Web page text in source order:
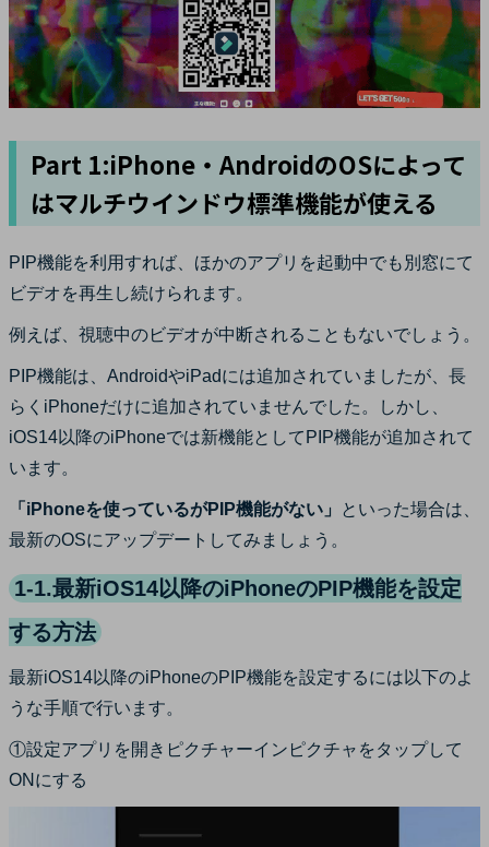
Part 1:iPhone・AndroidのOSによって
はマルチウインドウ標準機能が使える
PIP機能を利用すれば、ほかのアプリを起動中でも別窓にて
ビデオを再生し続けられます。
例えば、視聴中のビデオが中断されることもないでしょう。
PIP機能は、AndroidやiPadには追加されていましたが、長
らくiPhoneだけに追加されていませんでした。しかし、
iOS14以降のiPhoneでは新機能としてPIP機能が追加されて
います。
「iPhoneを使っているがPIP機能がない」
といった場合は、
最新のOSにアップデートしてみましょう。
1-1.最新iOS14以降のiPhoneのPIP機能を設定
する方法
最新iOS14以降のiPhoneのPIP機能を設定するには以下のよ
うな手順で行います。
①設定アプリを開きピクチャーインピクチャをタップして
ONにする